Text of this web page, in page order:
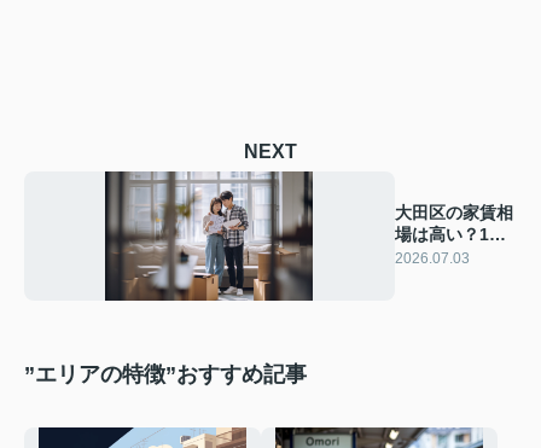
NEXT
大田区の家賃相
場は高い？1人
暮らしと2人暮
2026.07.03
”エリアの特徴”おすすめ記事